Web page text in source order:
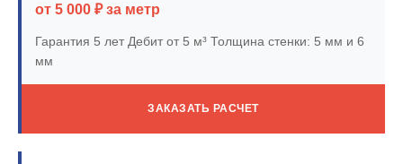
от 5 000 ₽ за метр
Гарантия 5 летДебит от 5 м³ Толщина стенки: 5 мм и 6
мм
ЗАКАЗАТЬ РАСЧЕТ